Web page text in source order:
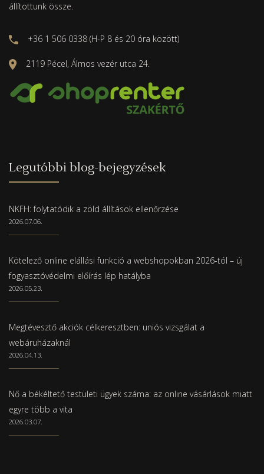
állítottunk össze.
+36 1 506 0338 (H-P 8 és 20 óra között)
2119 Pécel, Álmos vezér utca 24.
Legutóbbi blog-bejegyzések
NKFH: folytatódik a zöld állítások ellenőrzése
2026.07.06.
Kötelező online elállási funkció a webshopokban 2026-tól – új
fogyasztóvédelmi előírás lép hatályba
2026.05.23.
Megtévesztő akciók célkeresztben: uniós vizsgálat a
webáruházaknál
2026.04.13.
Nő a békéltető testületi ügyek száma: az online vásárlások miatt
egyre több a vita
2026.03.07.